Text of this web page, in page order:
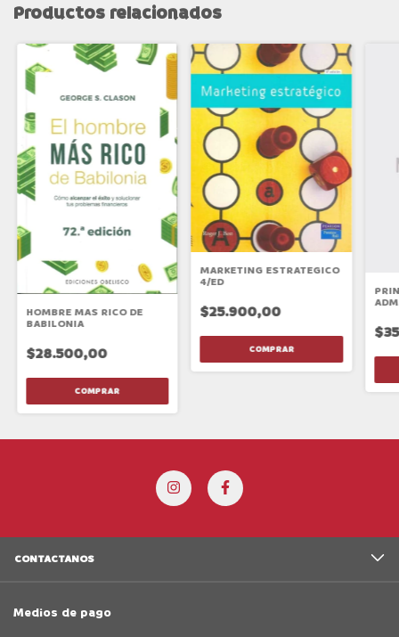
Productos relacionados
HOMBRE MAS RICO DE
BABILONIA
$28.500,00
MARKETING ESTRATEGICO
4/ED
$25.900,00
CONTACTANOS
Medios de pago